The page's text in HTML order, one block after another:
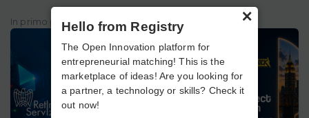
In primo piano ×
Hello from Registry
The Open Innovation platform for
entrepreneurial matching! This is the
marketplace of ideas! Are you looking for
a partner, a technology or skills? Check it
out now!